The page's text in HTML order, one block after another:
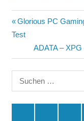
Vorheriger
Beitrag:
Glorious PC
Test
Nächster
Beitrag:
ADATA –
Suchen
nach: